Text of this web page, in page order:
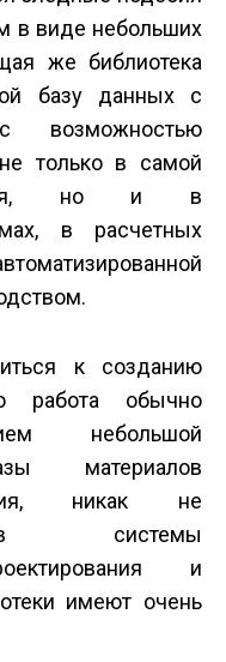
в виде небольших
же библиотека
базу данных с
возможностью
только в самой
но и в
в расчетных
к созданию
работа обычно
небольшой
материалов
никак не
в системы
и
имеют очень